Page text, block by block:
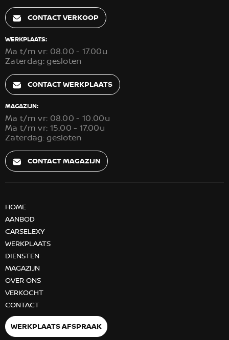
CONTACT VERKOOP
WERKPLAATS:
Ma t/m vr: 08.00 - 17.00u
Zaterdag: gesloten
CONTACT WERKPLAATS
MAGAZIJN:
Ma t/m vr: 08.00 - 10.00u
Ma t/m vr: 15.00 - 17.00u
Zaterdag: gesloten
CONTACT MAGAZIJN
HOME
AANBOD
CARSELEXY
WERKPLAATS
DIENSTEN
MAGAZIJN
OVER ONS
VERKOCHT
CONTACT
WERKPLAATS AFSPRAAK